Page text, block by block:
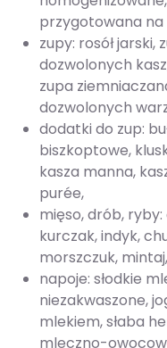
przygotowana na
zupy: rosół jarski,
dozwolonych
zupa
dozwolonych
dodatki do zup:
biszkoptowe,
kasza manna,
purée,
mięso, drób,
kurczak, indyk,
morszczuk,
napoje: słodkie
niezakwaszone,
mlekiem, słaba
mleczno-